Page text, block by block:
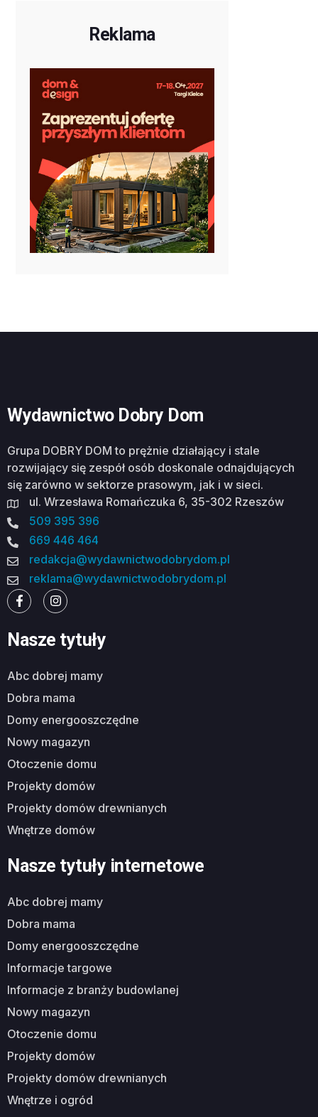
Reklama
Wydawnictwo Dobry Dom
Grupa DOBRY DOM to prężnie działający i stale
rozwijający się zespół osób doskonale odnajdujących
się zarówno w sektorze prasowym, jak i w sieci.
ul. Wrzesława Romańczuka 6, 35-302 Rzeszów
509 395 396
669 446 464
redakcja@wydawnictwodobrydom.pl
reklama@wydawnictwodobrydom.pl
Nasze tytuły
abc dobrej mamy
dobra mama
domy energooszczędne
nowy magazyn
otoczenie domu
projekty domów
projekty domów drewnianych
wnętrze domów
Nasze tytuły internetowe
abc dobrej mamy
dobra mama
domy energooszczędne
informacje targowe
informacje z branży budowlanej
nowy magazyn
otoczenie domu
projekty domów
projekty domów drewnianych
wnętrze i ogród